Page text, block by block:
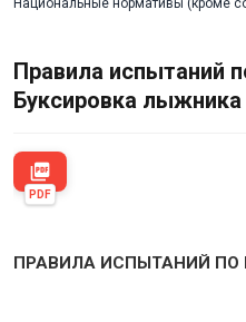
Национальные нормативы (кроме
Правила испытаний
Буксировка лыжника
picture_as_pdf
PDF
ПРАВИЛА ИСПЫТАНИЙ